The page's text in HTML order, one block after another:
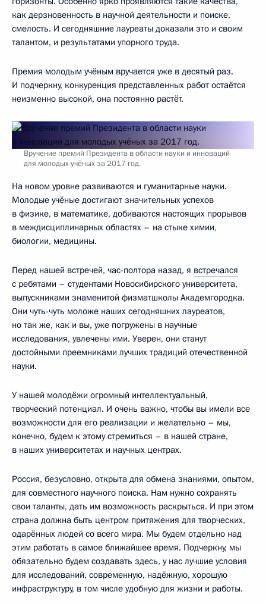
как дерзновенность в научной деятельности и поиске,
смелость. И сегодняшние лауреаты доказали это и своим
талантом, и результатами упорного труда.
Премия молодым учёным вручается уже в десятый раз.
И подчеркну, конкуренция представленных работ остаётся
неизменно высокой, она постоянно растёт.
Вручение премий Президента в области науки и инноваций
для молодых учёных за 2017 год.
На новом уровне развиваются и гуманитарные науки.
Молодые учёные достигают значительных успехов
в физике, в математике, добиваются настоящих прорывов
в междисциплинарных областях – на стыке химии,
биологии, медицины.
Перед нашей встречей, час-полтора назад, я встречался
с ребятами – студентами Новосибирского университета,
выпускниками знаменитой физматшколы Академгородка.
Они чуть-чуть моложе наших сегодняшних лауреатов,
но так же, как и вы, уже погружены в научные
исследования, увлечены ими. Уверен, они станут
достойными преемниками лучших традиций отечественной
науки.
У нашей молодёжи огромный интеллектуальный,
творческий потенциал. И очень важно, чтобы вы имели все
возможности для его реализации и желательно – мы,
конечно, будем к этому стремиться – в нашей стране,
в наших университетах и научных центрах.
Россия, безусловно, открыта для обмена знаниями, опытом,
для совместного научного поиска. Нам нужно сохранять
свои таланты, дать им возможность раскрыться. И при этом
страна должна быть центром притяжения для творческих,
одарённых людей со всего мира. Мы будем отдельно над
этим работать в самое ближайшее время. Подчеркну, мы
обязательно будем создавать здесь, у нас лучшие условия
для исследований, современную, надёжную, хорошую
инфраструктуру, в том числе удобную для жизни и работы.